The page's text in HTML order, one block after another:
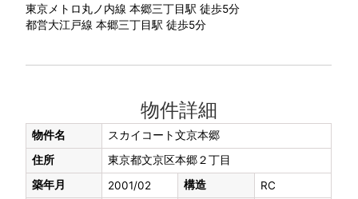
東京メトロ丸ノ内線 本郷三丁目駅 徒歩5分
都営大江戸線 本郷三丁目駅 徒歩5分
物件詳細
物件名
スカイコート文京本郷
住所
東京都文京区本郷２丁目
築年月
2001/02 構造
RC